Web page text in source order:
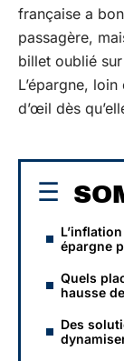
française a
passagère,
billet oublié
L’épargne,
d’œil dès
épargne
Quels
hausse
Des